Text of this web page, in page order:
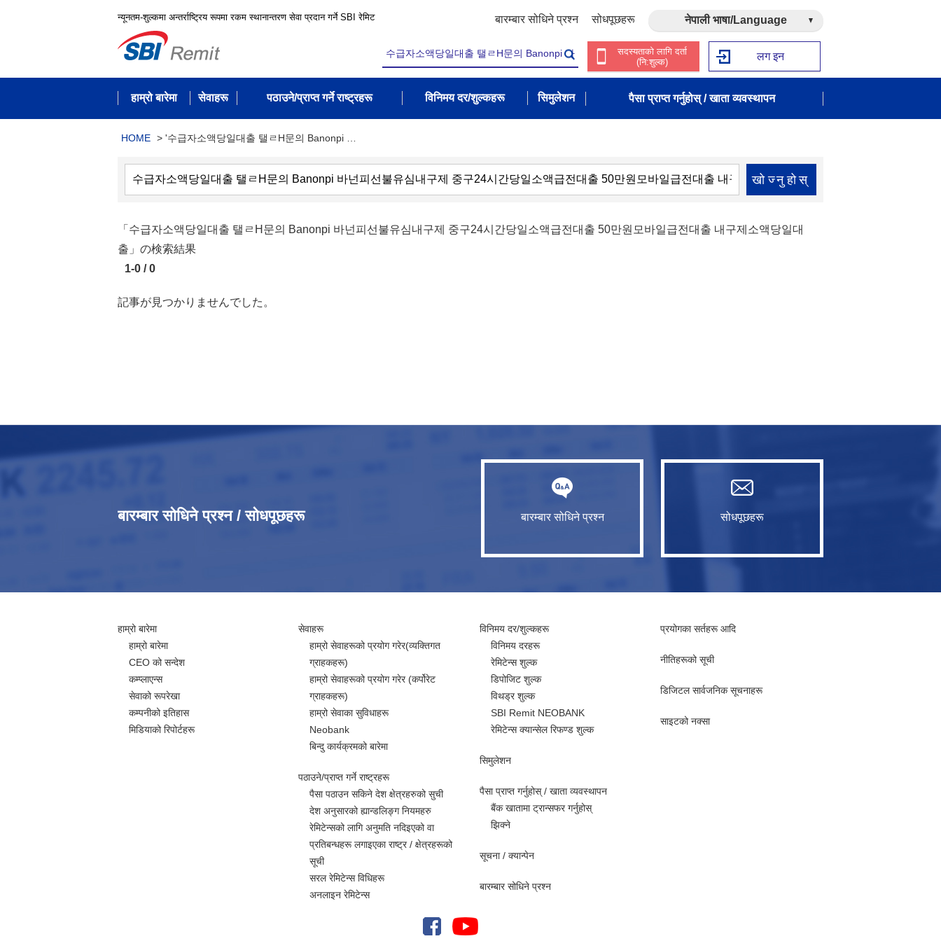
न्यूनतम-शुल्कमा अन्तर्राष्ट्रिय रूपमा रकम स्थानान्तरण सेवा प्रदान गर्ने SBI रेमिट बारम्बार सोधिने प्रश्न सोधपूछहरू नेपाली भाषा/Language
सदस्यताको लागि दर्ता
(नि:शुल्क)
लग इन
हाम्रो बारेमा सेवाहरू पठाउने/प्राप्त गर्ने राष्ट्रहरू विनिमय दर/शुल्कहरू सिमुलेशन पैसा प्राप्त गर्नुहोस् / खाता व्यवस्थापन
HOME > '수급자소액당일대출 탤ㄹH문의 Banonpi …
खोज्नुहोस्
「수급자소액당일대출 탤ㄹH문의 Banonpi 바넌피선불유심내구제 중구24시간당일소액급전대출 50만원모바일급전대출 내구제소액당일대
출」の検索結果
1-0 / 0
記事が見つかりませんでした。
बारम्बार सोधिने प्रश्न / सोधपूछहरू बारम्बार सोधिने प्रश्न सोधपूछहरू
हाम्रो बारेमा
हाम्रो बारेमा
CEO को सन्देश
कम्प्लाएन्स
सेवाको रूपरेखा
कम्पनीको इतिहास
मिडियाको रिपोर्टहरू
सेवाहरू
हाम्रो सेवाहरूको प्रयोग गरेर(व्यक्तिगत
ग्राहकहरू)
हाम्रो सेवाहरूको प्रयोग गरेर (कर्पोरेट
ग्राहकहरू)
हाम्रो सेवाका सुविधाहरू
Neobank
बिन्दु कार्यक्रमको बारेमा
पठाउने/प्राप्त गर्ने राष्ट्रहरू
पैसा पठाउन सकिने देश क्षेत्रहरुको सुची
देश अनुसारको ह्यान्डलिङ्ग नियमहरु
रेमिटेन्सको लागि अनुमति नदिइएको वा
प्रतिबन्धहरू लगाइएका राष्ट्र / क्षेत्रहरूको
सूची
सरल रेमिटेन्स विधिहरू
अनलाइन रेमिटेन्स
विनिमय दर/शुल्कहरू
विनिमय दरहरू
रेमिटेन्स शुल्क
डिपोजिट शुल्क
विथड्र शुल्क
SBI Remit NEOBANK
रेमिटेन्स क्यान्सेल रिफण्ड शुल्क
सिमुलेशन
पैसा प्राप्त गर्नुहोस् / खाता व्यवस्थापन
बैंक खातामा ट्रान्सफर गर्नुहोस्
झिक्ने
सूचना / क्यान्पेन
बारम्बार सोधिने प्रश्न
प्रयोगका सर्तहरू आदि
नीतिहरूको सूची
​​डिजिटल सार्वजनिक सूचनाहरू
साइटको नक्सा